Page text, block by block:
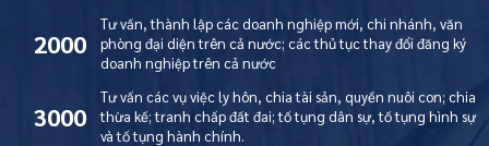
2000
Tư vấn, thành lập các doanh nghiệp mới, chi nhánh, văn
phòng đại diện trên cả nước; các thủ tục thay đổi đăng ký
doanh nghiệp trên cả nước
3000
Tư vấn các vụ việc ly hôn, chia tài sản, quyền nuôi con; chia
thừa kế; tranh chấp đất đai; tố tụng dân sự, tố tụng hình sự
và tố tụng hành chính.